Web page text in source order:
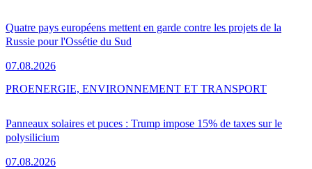
Quatre pays européens mettent en garde contre les projets de la
Russie pour l'Ossétie du Sud
07.08.2026
Panneaux solaires et puces : Trump impose 15% de taxes sur le
polysilicium
07.08.2026
PROENERGIE, ENVIRONNEMENT ET TRANSPORT